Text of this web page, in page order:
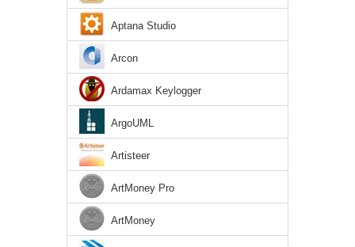
Aptana Studio
Arcon
Ardamax Keylogger
ArgoUML
Artisteer
ArtMoney Pro
ArtMoney